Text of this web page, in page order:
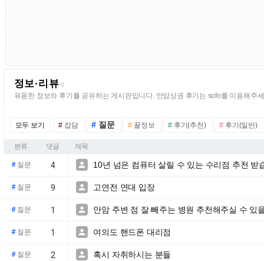
정보·리뷰 6
유용한 정보와 후기를 공유하는 게시판입니다. 안암상권 후기는 sofo를 이용해주
모두 보기 # 잡담 # 질문 # 꿀정보 # 후기(추천) # 후기(일반)
분류 댓글 제목
#질문 4  10년 넘은 컴퓨터 살릴 수 있는 수리점 추천 받
#질문 9  고연전 연대 입장
#질문 1  안암 주변 점 잘 빼주는 병원 추천해주실 수 있
#질문 1  여의도 핸드폰 대리점
#질문 2  혹시 자취하시는 분들